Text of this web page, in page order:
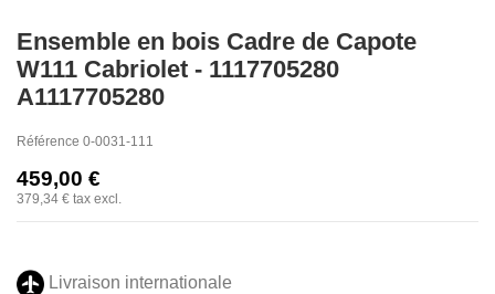
Ensemble en bois Cadre de Capote
W111 Cabriolet - 1117705280
A1117705280
Référence 0-0031-111
459,00 €
379,34 € tax excl.
Livraison internationale